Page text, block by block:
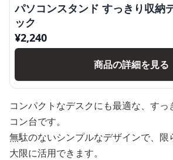
パソコンスタンド すっきり収納
ック
¥2,240
商品の詳細を見る
コンパクトなデスクにも最適な、すっ
コン台です。
無駄のないシンプルなデザインで、限
大限に活用できます。